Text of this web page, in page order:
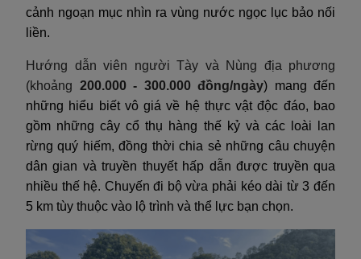
cảnh ngoạn mục nhìn ra vùng nước ngọc lục bảo nối
liền.
Hướng dẫn viên người Tày và Nùng địa phương
(khoảng 200.000 - 300.000 đồng/ngày) mang đến
những hiểu biết vô giá về hệ thực vật độc đáo, bao
gồm những cây cổ thụ hàng thế kỷ và các loài lan
rừng quý hiếm, đồng thời chia sẻ những câu chuyện
dân gian và truyền thuyết hấp dẫn được truyền qua
nhiều thế hệ. Chuyến đi bộ vừa phải kéo dài từ 3 đến
5 km tùy thuộc vào lộ trình và thể lực bạn chọn.